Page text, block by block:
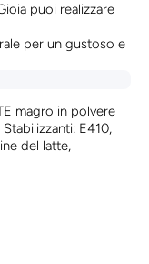
puoi realizzare
per un gustoso e
magro in polvere
E410,
del latte,